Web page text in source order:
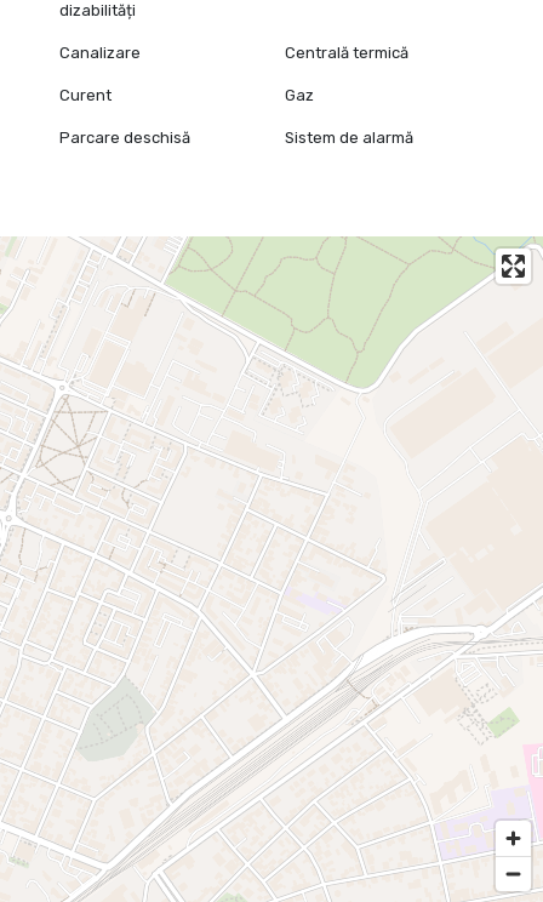
dizabilități
Canalizare Centrală termică
Curent Gaz
Parcare deschisă Sistem de alarmă